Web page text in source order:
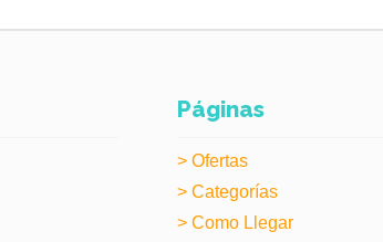
Páginas
> Ofertas
> Categorías
> Como Llegar